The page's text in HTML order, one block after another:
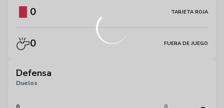
0 TARJETA ROJA
0 FUERA DE JUEGO
Defensa
Duelos